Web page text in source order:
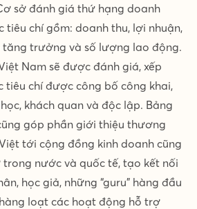
sở đánh giá thứ hạng doanh
tiêu chí gồm: doanh thu, lợi nhuận,
trưởng và số lượng lao động.
Nam sẽ được đánh giá, xếp
tiêu chí được công bố công khai,
khách quan và độc lập. Bảng
góp phần giới thiệu thương
tới cộng đồng kinh doanh cũng
nước và quốc tế, tạo kết nối
học giả, những “guru” hàng đầu
loạt các hoạt động hỗ trợ